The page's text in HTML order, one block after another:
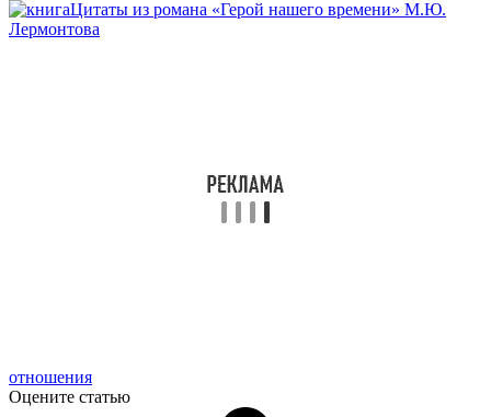
Цитаты из романа «Герой нашего времени» М.Ю.
Лермонтова
отношения
Оцените статью